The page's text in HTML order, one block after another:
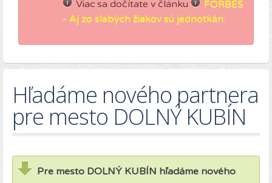
Viac sa dočítate v článku
FORBES
- Aj zo slabých žiakov sú jednotkári.
Hľadáme nového partnera
pre mesto DOLNÝ KUBÍN
Pre mesto DOLNÝ KUBÍN hľadáme nového